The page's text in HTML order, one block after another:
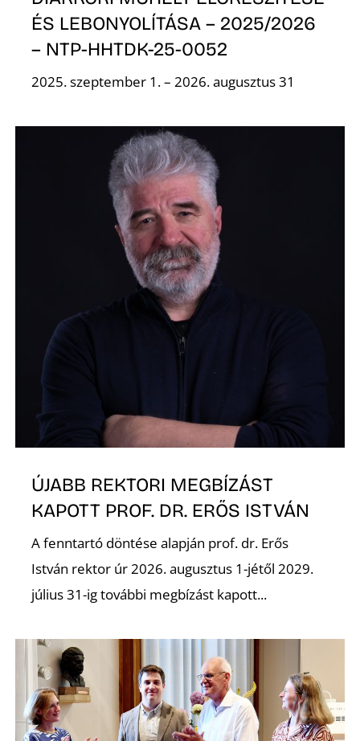
ÉS LEBONYOLÍTÁSA – 2025/2026
– NTP-HHTDK-25-0052
2025. szeptember 1. – 2026. augusztus 31
ÚJABB REKTORI MEGBÍZÁST
KAPOTT PROF. DR. ERŐS ISTVÁN
A fenntartó döntése alapján prof. dr. Erős
István rektor úr 2026. augusztus 1-jétől 2029.
július 31-ig további megbízást kapott...